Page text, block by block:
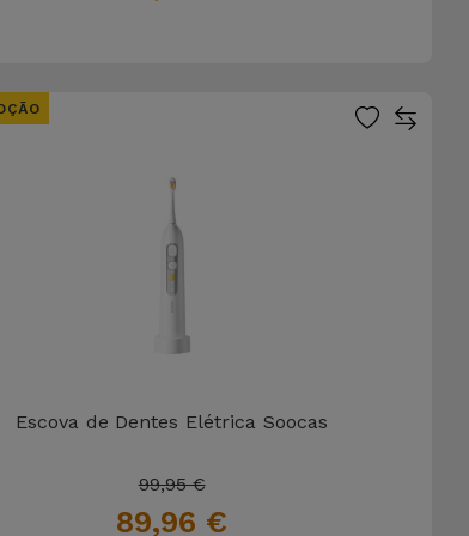
Escova de Dentes Elétrica Soocas
99,95 €
89,96 €